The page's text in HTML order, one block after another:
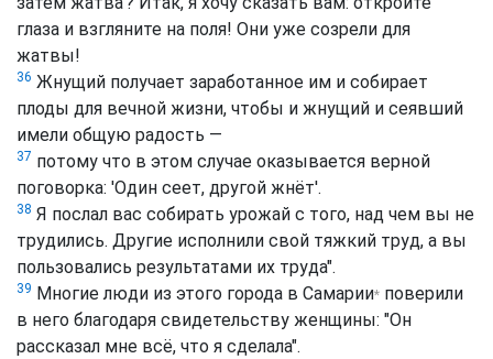
глаза и взгляните на поля! Они уже созрели для
жатвы!
36 Жнущий получает заработанное им и собирает
плоды для вечной жизни, чтобы и жнущий и сеявший
имели общую радость —
37 потому что в этом случае оказывается верной
поговорка: 'Один сеет, другой жнёт'.
38 Я послал вас собирать урожай с того, над чем вы не
трудились. Другие исполнили свой тяжкий труд, а вы
пользовались результатами их труда".
39 Многие люди из этого города в Самарии* поверили
в него благодаря свидетельству женщины: "Он
рассказал мне всё, что я сделала".